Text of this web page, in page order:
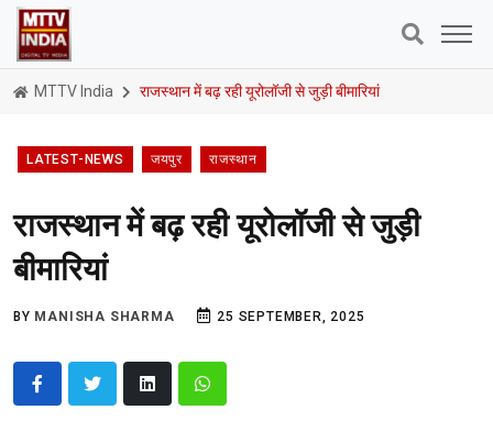
MTTV India राजस्थान में बढ़ रही यूरोलॉजी से जुड़ी बीमारियां
LATEST-NEWS जयपुर राजस्थान
राजस्थान में बढ़ रही यूरोलॉजी से जुड़ी
बीमारियां
BY MANISHA SHARMA 25 SEPTEMBER, 2025